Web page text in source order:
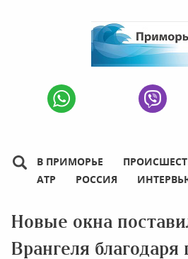
В ПРИМОРЬЕ
АТР
РОССИЯ
Новые окна
Врангеля